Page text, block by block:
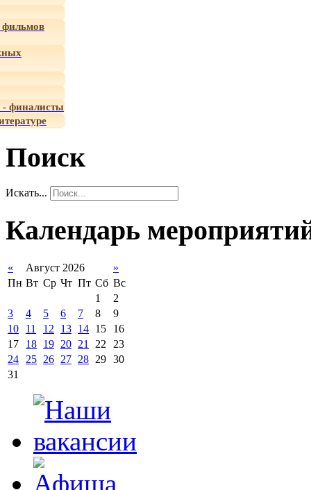
- финалисты
Поиск
Искать...
Календарь
« Август 2026
»
Пн Вт Ср Чт Пт Сб Вс
1
2
3
4 5 6 7 8
9
10
11 12 13 14 15
16
17
18 19 20 21 22
23
24
25 26 27 28 29 30
31